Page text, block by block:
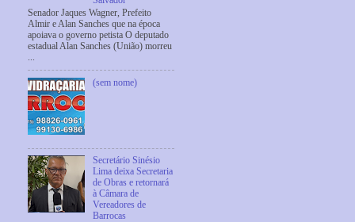
Senador Jaques Wagner, Prefeito
Almir e Alan Sanches que na época
apoiava o governo petista O deputado
estadual Alan Sanches (União) morreu
...
(sem nome)
Secretário Sinésio
Lima deixa Secretaria
de Obras e retornará
à Câmara de
Vereadores de
Barrocas